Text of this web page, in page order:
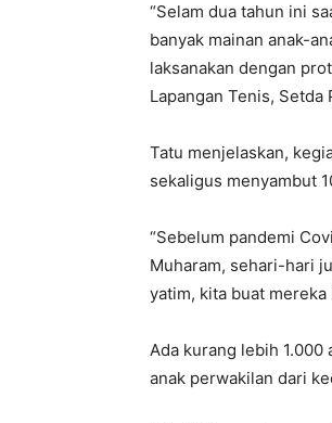
“Selam dua tahun ini
banyak mainan anak-
laksanakan dengan
Lapangan Tenis, Setda
Tatu menjelaskan,
sekaligus menyambut
“Sebelum pandemi
Muharam, sehari-hari
yatim, kita buat mereka
Ada kurang lebih 1.000
anak perwakilan dari